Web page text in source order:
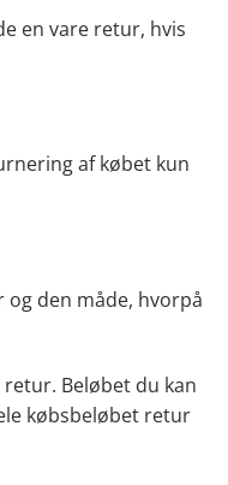
en vare retur, hvis
af købet kun
den måde, hvorpå
Beløbet du kan
købsbeløbet retur